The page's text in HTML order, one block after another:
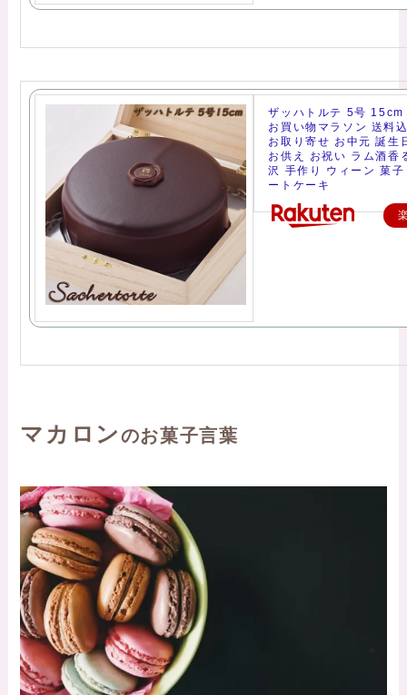
ザッハトルテ 5号 15cm
お買い物マラソン 送料
お取り寄せ お中元 誕生
お供え お祝い ラム酒香
沢 手作り ウィーン 菓
ートケーキ
マカロンのお菓子言葉